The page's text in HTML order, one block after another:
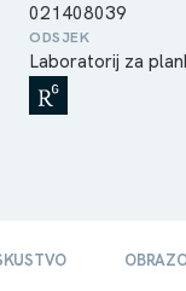
021408039
ODSJEK
Laboratorij za